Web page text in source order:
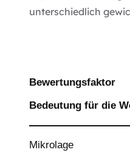
unterschiedlich
Bewertungsfaktor
Bedeutung für die
Mikrolage